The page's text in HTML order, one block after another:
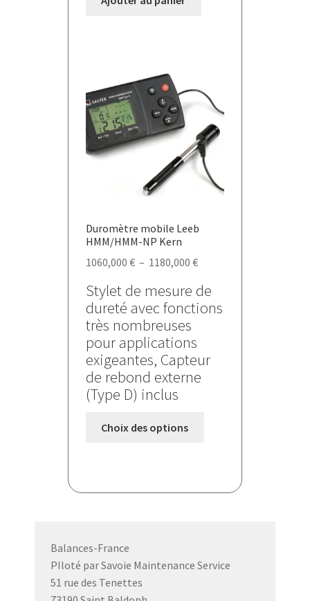
Duromètre mobile Leeb
HMM/HMM-NP Kern
1060,000 € – 1180,000 €Plage
prix :
1060,000 €
Stylet de mesure de
dureté avec fonctions
très nombreuses
pour applications
exigeantes, Capteur
de rebond externe
(Type D) inclus
Choix des options
variations.
Balances-France
PIloté par Savoie Maintenance Service
51 rue des Tenettes